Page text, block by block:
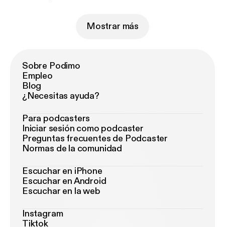
Mostrar más
Sobre Podimo
Empleo
Blog
¿Necesitas ayuda?
Para podcasters
Iniciar sesión como podcaster
Preguntas frecuentes de Podcaster
Normas de la comunidad
Escuchar en iPhone
Escuchar en Android
Escuchar en la web
Instagram
Tiktok